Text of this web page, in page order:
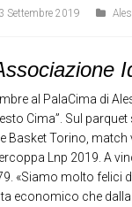
Settembre 2019
al PalaCima di
Cima”. Sul
Basket Torino,
Lnp 2019. A
«Siamo molto felici
economico che